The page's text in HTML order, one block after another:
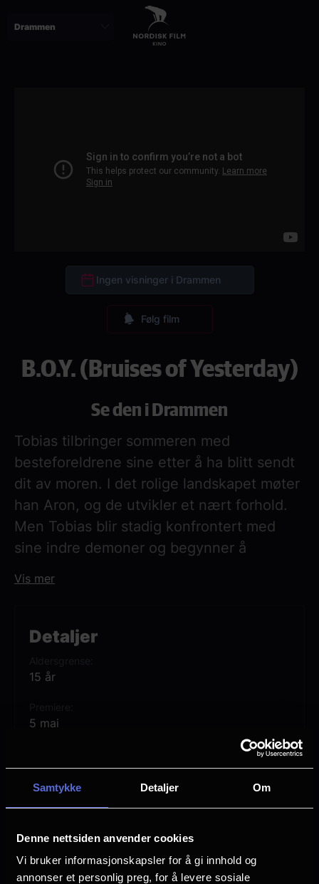
Samtykke Detaljer Om
Denne nettsiden anvender cookies
Vi bruker informasjonskapsler for å gi innhold og
annonser et personlig preg, for å levere sosiale
Detaljer
15 år
5 mai
1 time 20 min
Vurdering: (0 stemmer 0.00%)
Ingen visninger i Drammen
Følg film
B.O.Y. (Bruises of Yesterday)
Se den i Drammen
Tobias tilbringer sommeren med
besteforeldrene sine etter å ha blitt sendt
dit av moren. I det rolige landskapet møter
han Aron, og de utvikler et nært forhold.
Men Tobias blir stadig konfrontert med
sine indre demoner og begynner å
Vis mer